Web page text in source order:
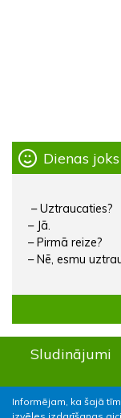
Informējam, ka šajā
Dienas joks
– Uztraucaties?
– Jā.
– Pirmā reize?
– Nē, esmu
Sludinājumi